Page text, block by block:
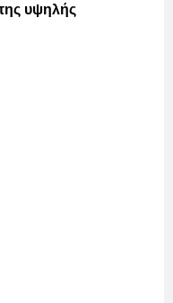
της υψηλής